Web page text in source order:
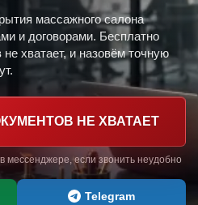
массажного салона
и договорами. Бесплатно
хватает, и назовём точную
НЕ ХВАТАЕТ
мессенджере, если звонить неудобно
Telegram